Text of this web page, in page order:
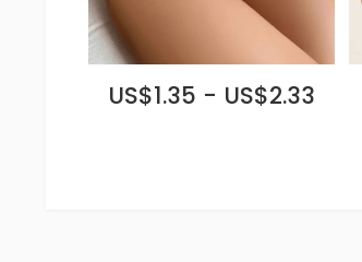
US$1.35 - US$2.33